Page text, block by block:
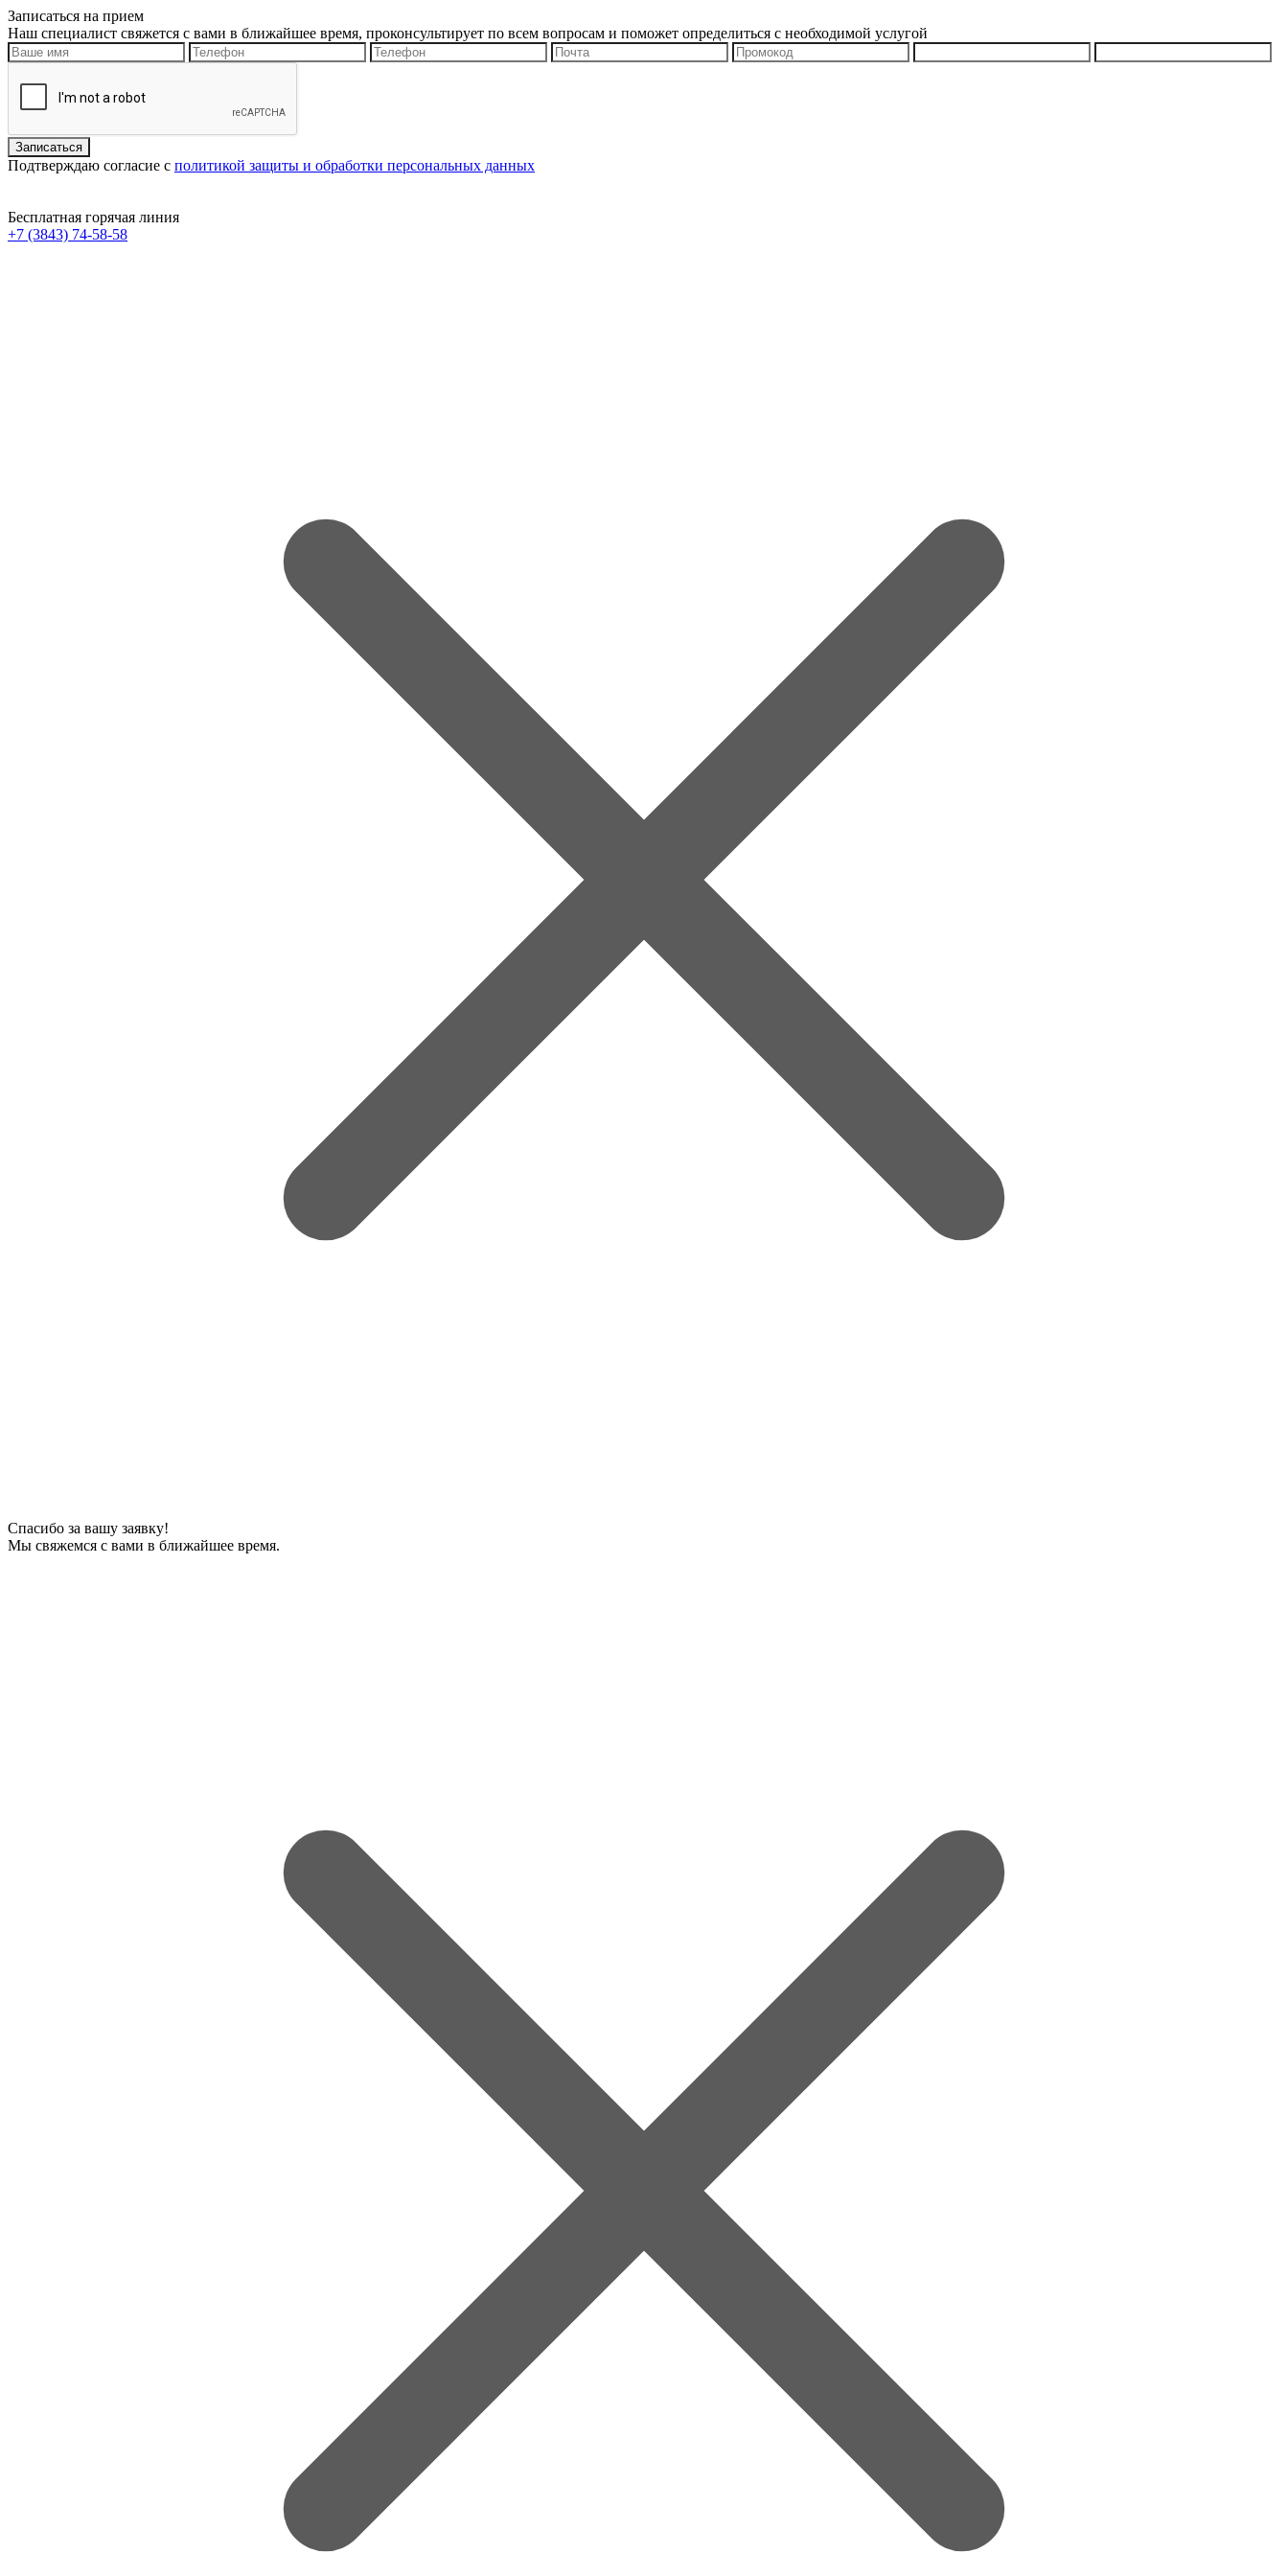
Записаться на прием
Наш специалист свяжется с вами в ближайшее время, проконсультирует по всем вопросам и поможет определиться с необходимой услугой
Подтверждаю согласие с политикой защиты и обработки персональных данных
Бесплатная горячая линия
+7 (3843) 74-58-58
Спасибо за вашу заявку!
Мы свяжемся с вами в ближайшее время.